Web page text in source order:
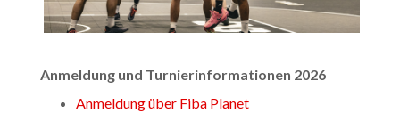
Anmeldung und Turnierinformationen 2026
Anmeldung über Fiba Planet